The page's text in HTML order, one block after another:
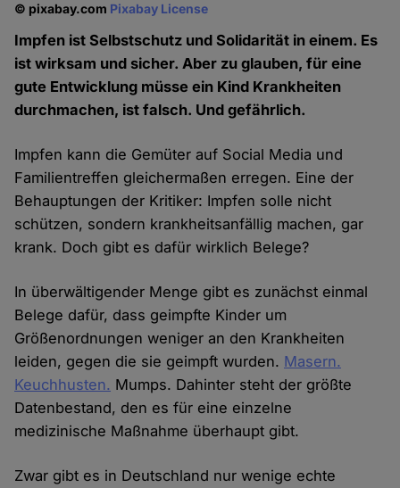
© pixabay.com Pixabay License
Impfen ist Selbstschutz und Solidarität in einem. Es
ist wirksam und sicher. Aber zu glauben, für eine
gute Entwicklung müsse ein Kind Krankheiten
durchmachen, ist falsch. Und gefährlich.
Impfen kann die Gemüter auf Social Media und
Familientreffen gleichermaßen erregen. Eine der
Behauptungen der Kritiker: Impfen solle nicht
schützen, sondern krankheitsanfällig machen, gar
krank. Doch gibt es dafür wirklich Belege?
In überwältigender Menge gibt es zunächst einmal
Belege dafür, dass geimpfte Kinder um
Größenordnungen weniger an den Krankheiten
leiden, gegen die sie geimpft wurden. Masern.
Keuchhusten. Mumps. Dahinter steht der größte
Datenbestand, den es für eine einzelne
medizinische Maßnahme überhaupt gibt.
Zwar gibt es in Deutschland nur wenige echte